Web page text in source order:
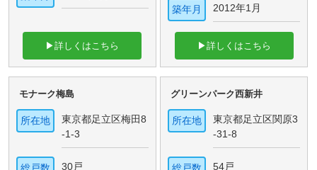
▶詳しくはこちら
築年月 2012年1月
▶詳しくはこちら
モナーク梅島
所在地
東京都足立区梅田8
-1-3
30戸
グリーンパーク西新井
所在地
東京都足立区関原3
-31-8
54戸